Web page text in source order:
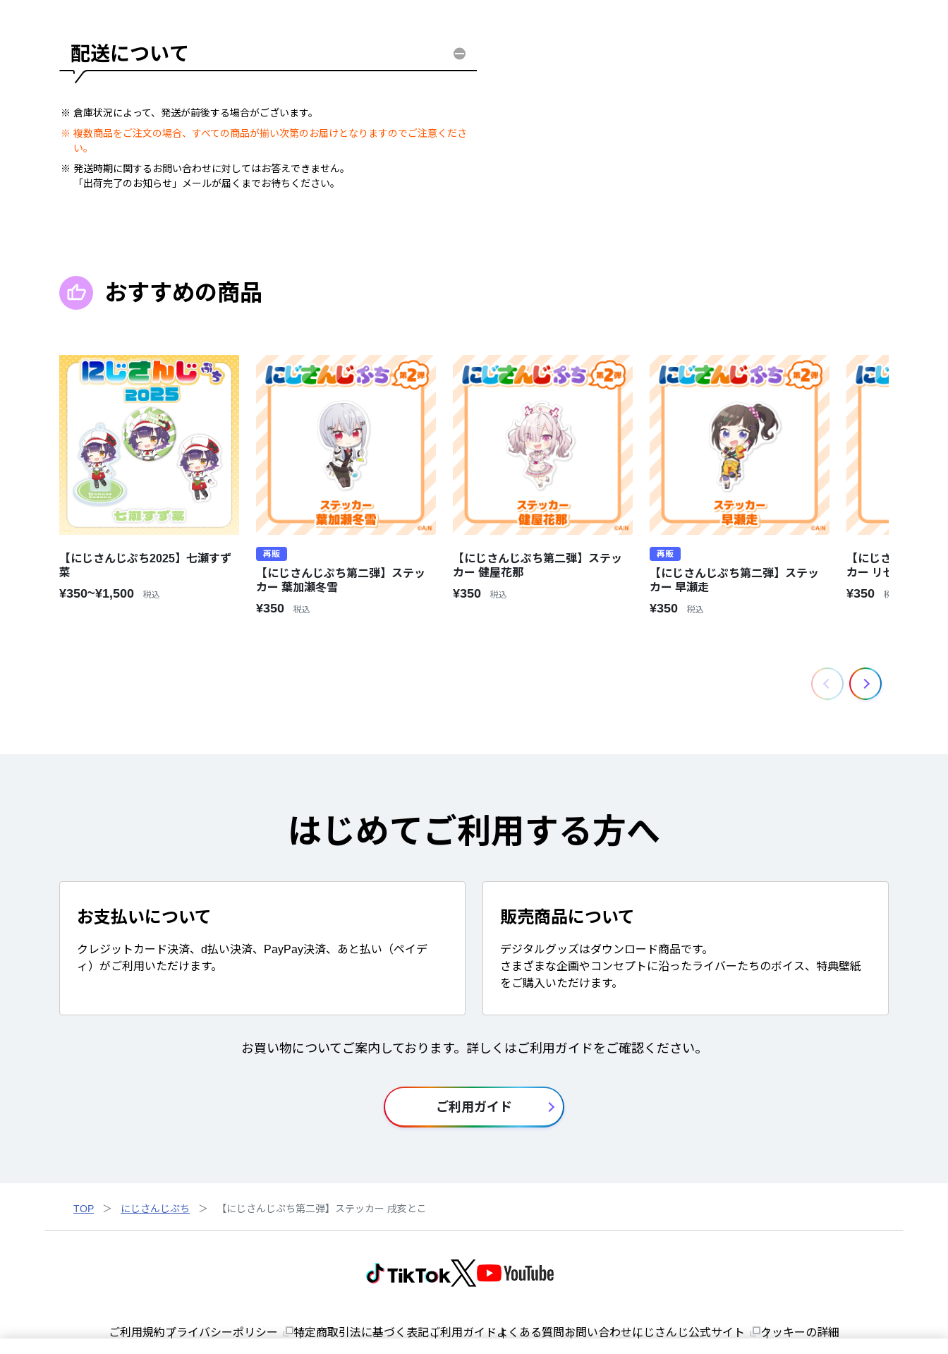
配送について
倉庫状況によって、発送が前後する場合がございます。
複数商品をご注文の場合、すべての商品が揃い次第のお届けとなりますのでご注意くださ
い。
発送時期に関するお問い合わせに対してはお答えできません。
「出荷完了のお知らせ」メールが届くまでお待ちください。
おすすめの商品
【にじさんじぷち2025】七瀬すず
菜
¥350~¥1,500 税込
再販
【にじさんじぷち第二弾】ステッ
カー 葉加瀬冬雪
¥350 税込
【にじさんじぷち第二弾】ステッ
カー 健屋花那
¥350 税込
再販
【にじさんじぷち第二弾】ステッ
カー 早瀬走
¥350 税込
【にじさんじぷち
カー リゼ・ヘルエ
¥350 税込
はじめてご利用する方へ
お支払いについて
クレジットカード決済、d払い決済、PayPay決済、あと払い（ペイデ
ィ）がご利用いただけます。
販売商品について
デジタルグッズはダウンロード商品です。
さまざまな企画やコンセプトに沿ったライバーたちのボイス、特典壁紙
をご購入いただけます。
お買い物についてご案内しております。詳しくはご利用ガイドをご確認ください。
ご利用ガイド
TOP にじさんじぷち 【にじさんじぷち第二弾】ステッカー 戌亥とこ
ご利用規約プライバシーポリシー 特定商取引法に基づく表記ご利用ガイド よくある質問お問い合わせにじさんじ公式サイト クッキーの詳細